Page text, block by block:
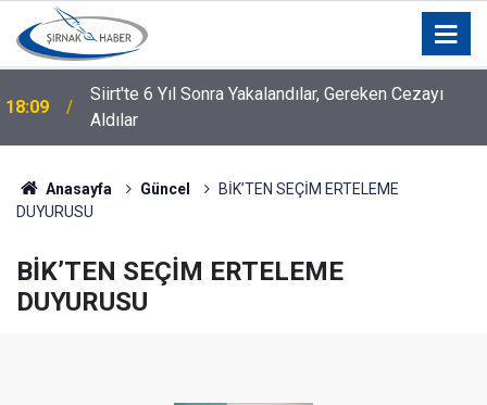
18:09
Siirt'te 6 Yıl Sonra Yakalandılar, Gereken Cezayı
Aldılar
Anasayfa Güncel
BİK’TEN SEÇİM ERTELEME
DUYURUSU
BİK’TEN SEÇİM ERTELEME
DUYURUSU